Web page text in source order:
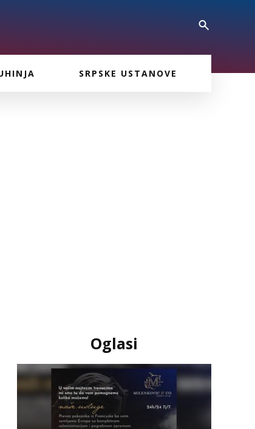
SRPSKE USTANOVE
Oglasi